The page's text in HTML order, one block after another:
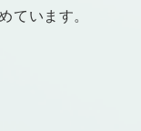
ています。